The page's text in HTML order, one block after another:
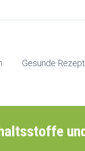
Gesunde